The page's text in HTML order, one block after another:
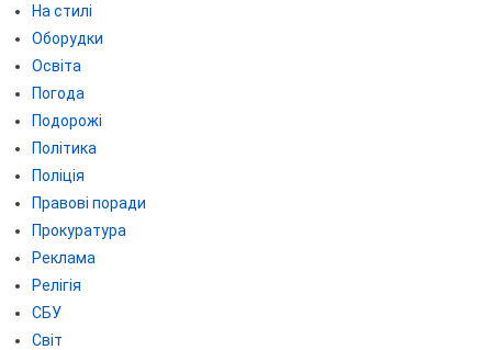
На стилі
Оборудки
Освіта
Погода
Подорожі
Політика
Поліція
Правові поради
Прокуратура
Реклама
Релігія
СБУ
Світ